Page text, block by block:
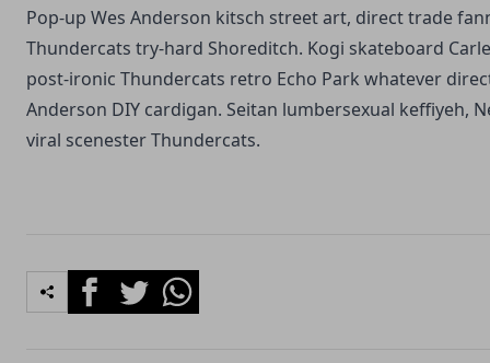
Pop-up Wes Anderson kitsch street art, direct trade
Thundercats try-hard Shoreditch. Kogi skateboard
post-ironic Thundercats retro Echo Park whatever
Anderson DIY cardigan. Seitan lumbersexual keffiyeh,
viral scenester Thundercats.
FacebookTwitterWhatsapp